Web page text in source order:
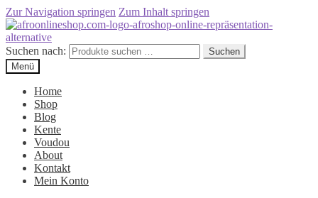
Zur Navigation springen Zum Inhalt springen
Suchen nach:
Suchen
Menü
Home
Shop
Blog
Kente
Voudou
About
Kontakt
Mein Konto